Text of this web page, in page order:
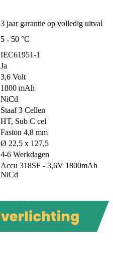
3 jaar garantie op volledig uitval
5 - 50 °C
IEC61951-1
Ja
3,6 Volt
1800 mAh
NiCd
Staaf 3 Cellen
HT, Sub C cel
Faston 4,8 mm
Ø 22,5 x 127,5
4-6 Werkdagen
Accu 318SF - 3,6V 1800mAh
NiCd